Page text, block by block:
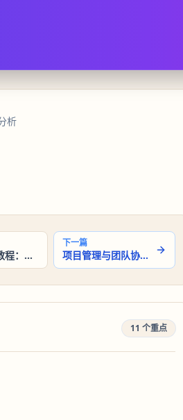
析
AI产品管理教程：产品发布策略
下一篇
项目管理与团队协作之运营指标与产品绩效评估
11 个重点